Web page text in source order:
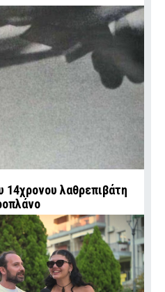
14χρονου λαθρεπιβάτη